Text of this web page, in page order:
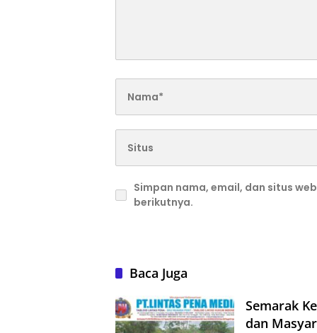
Simpan nama, email, dan situs
berikutnya.
Baca Juga
Semarak
dan